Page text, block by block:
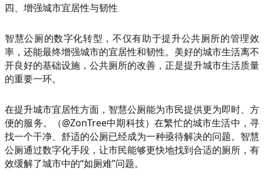
四、增强城市宜居性与韧性
智慧公厕的数字化转型，不仅有助于提升公共厕所的管理效
率，还能最终增强城市的宜居性和韧性。美好的城市生活离不
开良好的基础设施，公共厕所的改善，正是提升城市生活质量
的重要一环。
在提升城市宜居性方面，智慧公厕能为市民提供更为即时、方
便的服务。（@ZonTree中期科技）在繁忙的城市生活中，寻
找一个干净、舒适的公厕已经成为一种亟待解决的问题。智慧
公厕通过数字化手段，让市民能够更快地找到合适的厕所，有
效缓解了城市中的“如厕难”问题。